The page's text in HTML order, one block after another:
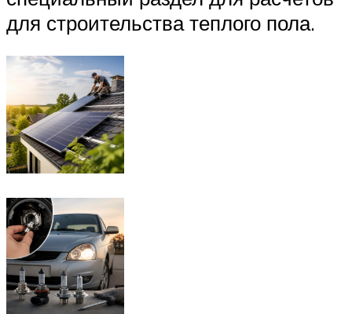
для строительства теплого пола.